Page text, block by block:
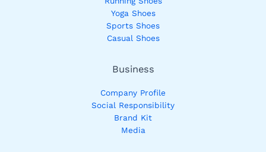
Yoga Shoes
Sports Shoes
Casual Shoes
Business
Company Profile
Social Responsibility
Brand Kit
Media